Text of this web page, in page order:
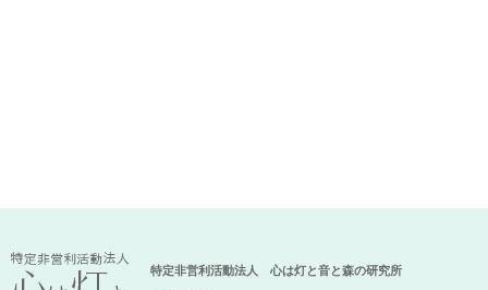
特定非営利活動法人 心は灯と音と森の研究所